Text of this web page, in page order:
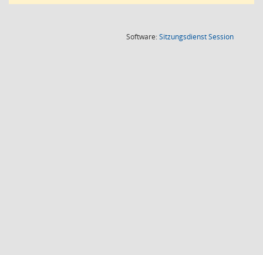
Software:SitzungsdienstSession(Wird in